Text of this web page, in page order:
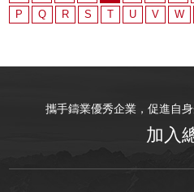
P
Q R S T U V W
攜手鑄業優秀企業，促進自
加入